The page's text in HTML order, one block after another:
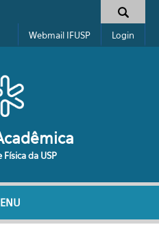
de busca
Webmail IFUSP Login
da USP